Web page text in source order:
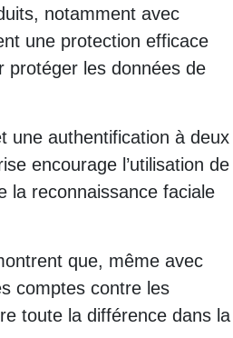
notamment avec
une protection efficace
protéger les données de
une authentification à deux
encourage l’utilisation de
la reconnaissance faciale
que, même avec
comptes contre les
toute la différence dans la